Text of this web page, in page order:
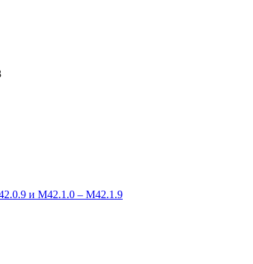
и М42.1.0 – М42.1.9